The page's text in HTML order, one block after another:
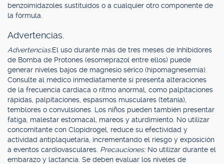
benzoimidazoles sustituidos o a cualquier otro componente de
la fórmula.
Advertencias.
Advertencias:El uso durante más de tres meses de Inhibidores
de Bomba de Protones (esomeprazol entre ellos) puede
generar niveles bajos de magnesio sérico (hipomagnesemia).
Consulte al médico inmediatamente si presenta alteraciones
de la frecuencia cardiaca o ritmo anormal, como palpitaciones
rápidas, palpitaciones, espasmos musculares (tetania),
temblores o convulsiones. Los niños pueden también presentar
fatiga, malestar estomacal, mareos y aturdimiento. No utilizar
concomitante con Clopidrogel, reduce su efectividad y
actividad antiplaquetaria, incrementando el riesgo y exposición
a eventos cardiovasculares. Precauciones: No utilizar durante el
embarazo y lactancia. Se deben evaluar los niveles de